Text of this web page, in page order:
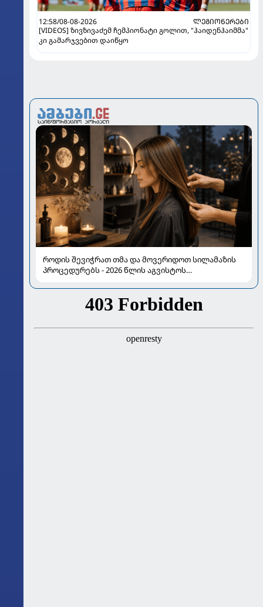
12:58/08-08-2026
ᲚᲔᲒᲘᲝᲜᲔᲠᲔᲑᲘ
[VIDEOS] ზივზივაძემ ჩემპიონატი გოლით, "ჰაიდენჰაიმმა"
კი გამარჯვებით დაიწყო
როდის შევიჭრათ თმა და მოვერიდოთ სილამაზის
პროცედურებს - 2026 წლის აგვისტოს